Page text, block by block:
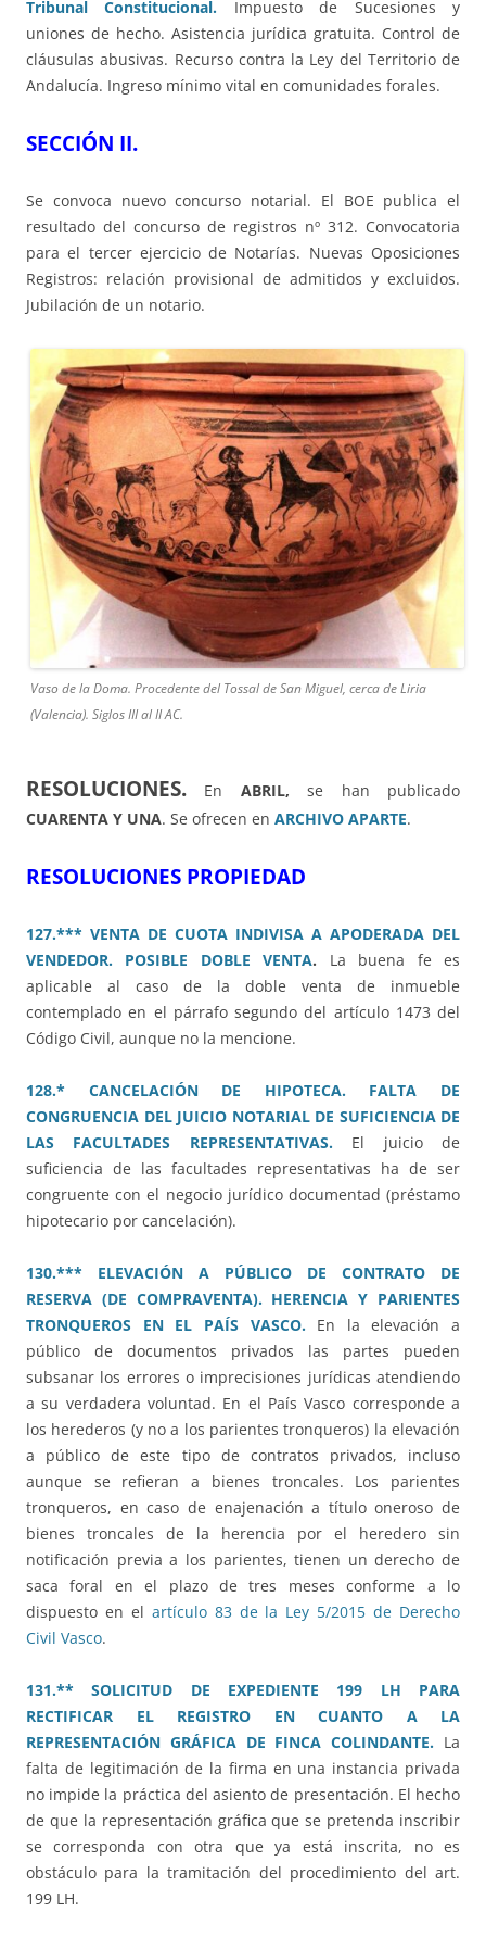
Tribunal Constitucional. Impuesto de Sucesiones y
uniones de hecho. Asistencia jurídica gratuita. Control de
cláusulas abusivas. Recurso contra la Ley del Territorio de
Andalucía. Ingreso mínimo vital en comunidades forales.
SECCIÓN II.
Se convoca nuevo concurso notarial. El BOE publica el
resultado del concurso de registros nº 312. Convocatoria
para el tercer ejercicio de Notarías. Nuevas Oposiciones
Registros: relación provisional de admitidos y excluidos.
Jubilación de un notario.
Vaso de la Doma. Procedente del Tossal de San Miguel, cerca de Liria
(Valencia). Siglos III al II AC.
RESOLUCIONES. En ABRIL,se han publicado
CUARENTA Y UNA. Se ofrecen en ARCHIVO APARTE.
RESOLUCIONES PROPIEDAD
127.*** VENTA DE CUOTA INDIVISA A APODERADA DEL
VENDEDOR. POSIBLE DOBLE VENTA. La buena fe es
aplicable al caso de la doble venta de inmueble
contemplado en el párrafo segundo del artículo 1473 del
Código Civil, aunque no la mencione.
128.* CANCELACIÓN DE HIPOTECA. FALTA DE
CONGRUENCIA DEL JUICIO NOTARIAL DE SUFICIENCIA DE
LAS FACULTADES REPRESENTATIVAS.El juicio de
suficiencia de las facultades representativas ha de ser
congruente con el negocio jurídico documentad (préstamo
hipotecario por cancelación).
130.*** ELEVACIÓN A PÚBLICO DE CONTRATO DE
RESERVA (DE COMPRAVENTA). HERENCIA Y PARIENTES
TRONQUEROS EN EL PAÍS VASCO.En la elevación a
público de documentos privados las partes pueden
subsanar los errores o imprecisiones jurídicas atendiendo
a su verdadera voluntad. En el País Vasco corresponde a
los herederos (y no a los parientes tronqueros) la elevación
a público de este tipo de contratos privados, incluso
aunque se refieran a bienes troncales. Los parientes
tronqueros, en caso de enajenación a título oneroso de
bienes troncales de la herencia por el heredero sin
notificación previa a los parientes, tienen un derecho de
saca foral en el plazo de tres meses conforme a lo
dispuesto en el artículo 83 de la Ley 5/2015 de Derecho
Civil Vasco.
131.** SOLICITUD DE EXPEDIENTE 199 LH PARA
RECTIFICAR EL REGISTRO EN CUANTO A LA
REPRESENTACIÓN GRÁFICA DE FINCA COLINDANTE. La
falta de legitimación de la firma en una instancia privada
no impide la práctica del asiento de presentación. El hecho
de que la representación gráfica que se pretenda inscribir
se corresponda con otra que ya está inscrita, no es
obstáculo para la tramitación del procedimiento del art.
199 LH.